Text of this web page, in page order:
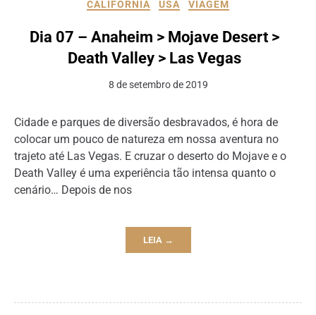
CALIFORNIA USA VIAGEM
Dia 07 – Anaheim > Mojave Desert >
Death Valley > Las Vegas
8 de setembro de 2019
Cidade e parques de diversão desbravados, é hora de
colocar um pouco de natureza em nossa aventura no
trajeto até Las Vegas. E cruzar o deserto do Mojave e o
Death Valley é uma experiência tão intensa quanto o
cenário… Depois de nos
LEIA →